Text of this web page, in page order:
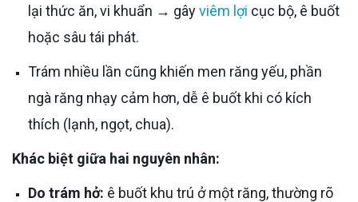
lại thức ăn, vi khuẩn → gâyviêm lợi cục bộ, ê buốt
hoặc sâu tái phát.
Trám nhiều lần cũng khiến men răng yếu, phần
ngà răng nhạy cảm hơn, dễ ê buốt khi có kích
thích (lạnh, ngọt, chua).
Khác biệt giữa hai nguyên nhân:
Do trám hở: ê buốt khu trú ở một răng, thường rõ